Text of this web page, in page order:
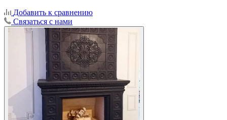
Добавить к сравнению
Связаться с нами